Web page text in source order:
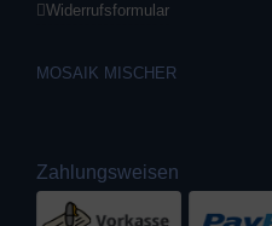
Widerrufsformular
MOSAIK MISCHER
Zahlungsweisen